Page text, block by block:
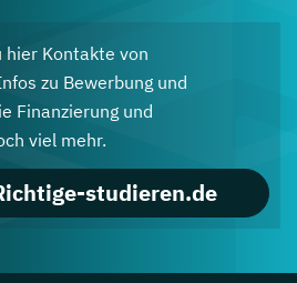
Kontakte von
zu Bewerbung und
Finanzierung und
viel mehr.
studieren.de